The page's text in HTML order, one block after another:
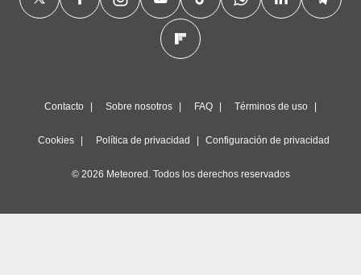
Contacto Sobre nosotros FAQ Términos de uso
Cookies Política de privacidad Configuración de privacidad
© 2026 Meteored. Todos los derechos reservados